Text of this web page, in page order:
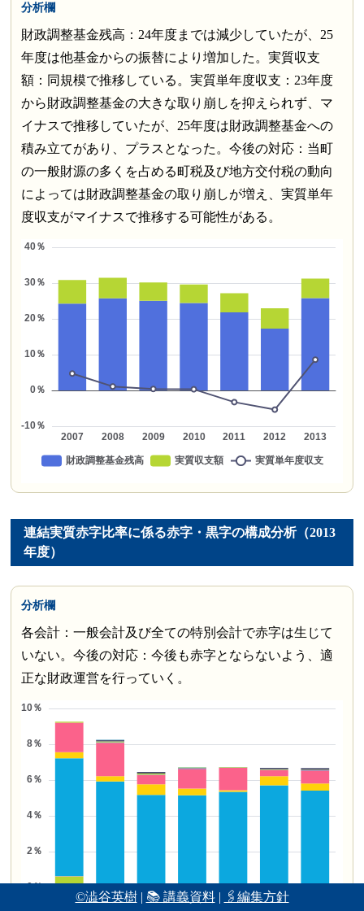
©澁谷英樹| 📚 講義資料| 🖇編集方針
分析欄
財政調整基金残高：24年度までは減少していたが、25
年度は他基金からの振替により増加した。実質収支
額：同規模で推移している。実質単年度収支：23年度
から財政調整基金の大きな取り崩しを抑えられず、マ
イナスで推移していたが、25年度は財政調整基金への
積み立てがあり、プラスとなった。今後の対応：当町
の一般財源の多くを占める町税及び地方交付税の動向
によっては財政調整基金の取り崩しが増え、実質単年
度収支がマイナスで推移する可能性がある。
連結実質赤字比率に係る赤字・黒字の構成分析（2013
年度）
分析欄
各会計：一般会計及び全ての特別会計で赤字は生じて
いない。今後の対応：今後も赤字とならないよう、適
正な財政運営を行っていく。